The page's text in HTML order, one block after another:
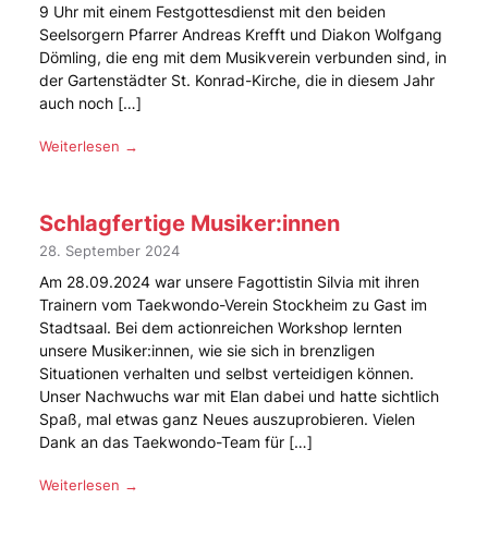
9 Uhr mit einem Festgottesdienst mit den beiden
Seelsorgern Pfarrer Andreas Krefft und Diakon Wolfgang
Dömling, die eng mit dem Musikverein verbunden sind, in
der Gartenstädter St. Konrad-Kirche, die in diesem Jahr
auch noch […]
Weiterlesen →
Schlagfertige Musiker:innen
28. September 2024
Am 28.09.2024 war unsere Fagottistin Silvia mit ihren
Trainern vom Taekwondo-Verein Stockheim zu Gast im
Stadtsaal. Bei dem actionreichen Workshop lernten
unsere Musiker:innen, wie sie sich in brenzligen
Situationen verhalten und selbst verteidigen können.
Unser Nachwuchs war mit Elan dabei und hatte sichtlich
Spaß, mal etwas ganz Neues auszuprobieren. Vielen
Dank an das Taekwondo-Team für […]
Weiterlesen →